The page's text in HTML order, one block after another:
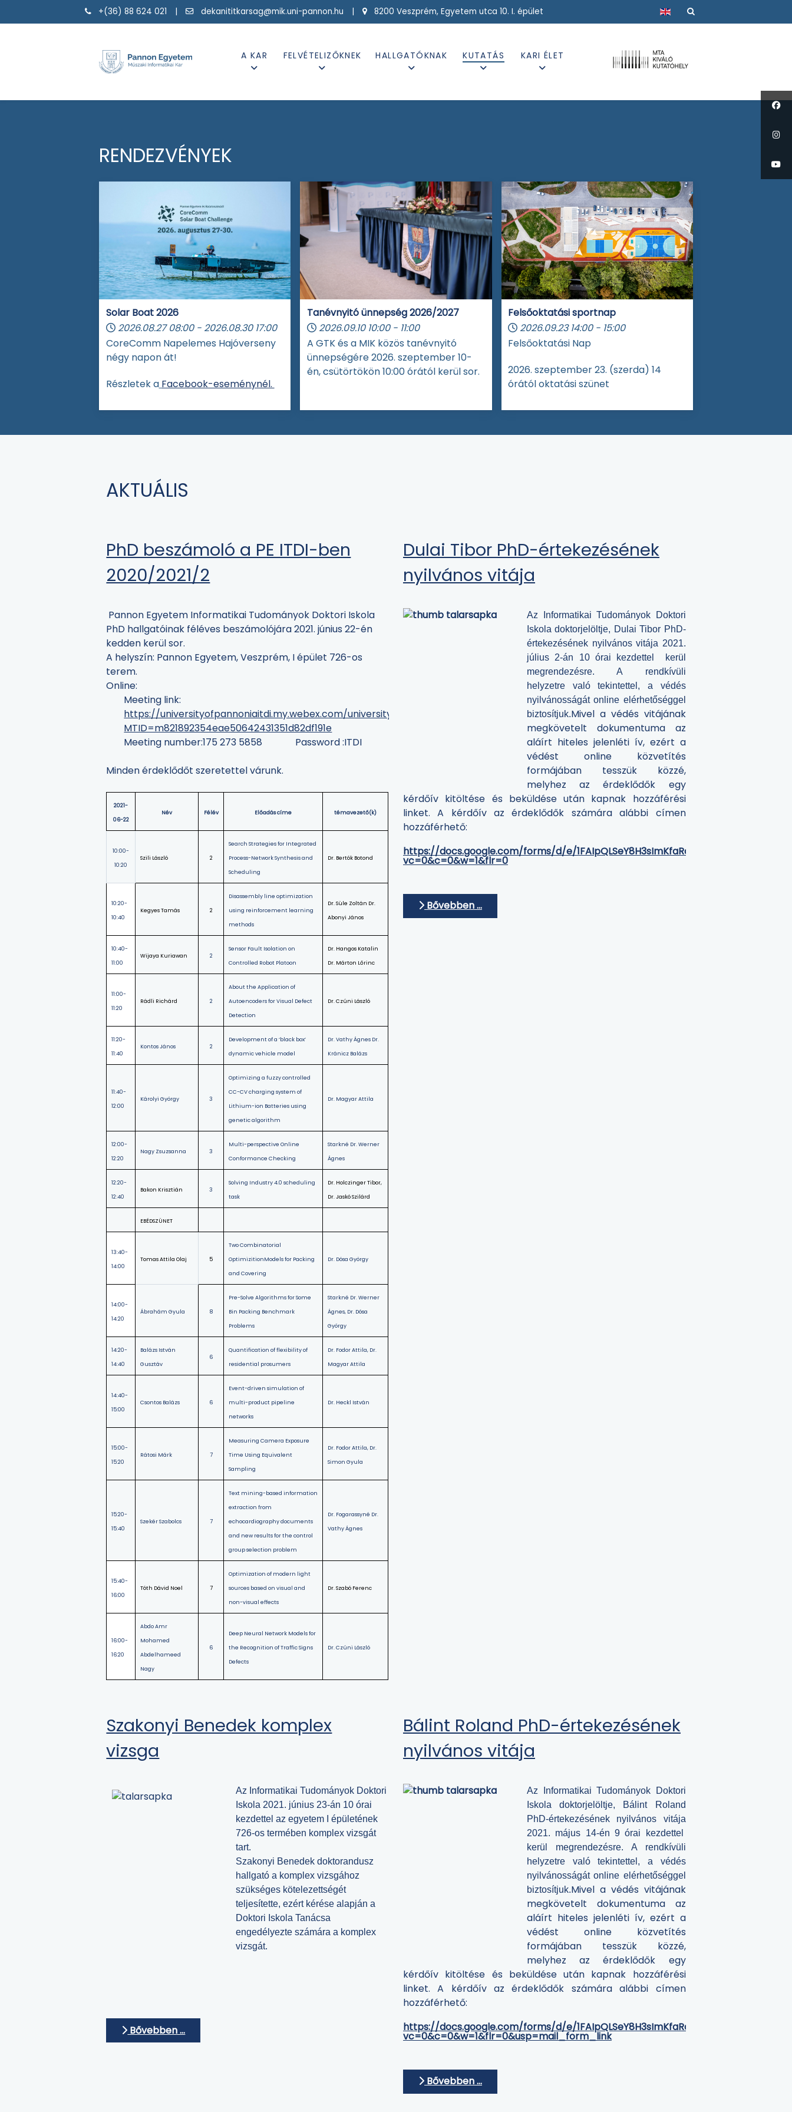
+(36) 88 624 021 | dekanititkarsag@mik.uni-pannon.hu | 8200 Veszprém, Egyetem utca 10. I. épület Válasszon nyelvet
A KAR FELVÉTELIZŐKNEK HALLGATÓKNAK KUTATÁS KARI ÉLET
RENDEZVÉNYEK
Solar Boat 2026
2026.08.27 08:00 - 2026.08.30 17:00
CoreComm Napelemes Hajóverseny
négy napon át!
Részletek a Facebook-eseménynél.
Tanévnyitó ünnepség 2026/2027
2026.09.10 10:00 - 11:00
A GTK és a MIK közös tanévnyitó
ünnepségére 2026. szeptember 10-
én, csütörtökön 10:00 órától kerül sor.
Felsőoktatási sportnap
2026.09.23 14:00 - 15:00
Felsőoktatási Nap
2026. szeptember 23. (szerda) 14
órától oktatási szünet
AKTUÁLIS
PhD beszámoló a PE ITDI-ben
2020/2021/2
Pannon Egyetem Informatikai Tudományok Doktori Iskola
PhD hallgatóinak féléves beszámolójára 2021. június 22-én
kedden kerül sor.
A helyszín: Pannon Egyetem, Veszprém, I épület 726-os
terem.
Online:
Meeting link:
https://universityofpannoniaitdi.my.webex.com/universityofpannoniaitdi.my/j.php?
MTID=m821892354eae50642431351d82df191e
Meeting number:175 273 5858 Password :ITDI
Minden érdeklődőt szeretettel várunk.
2021-
06-22
Név Félév Előadás címe témavezető(k)
10:00-
10:20
Szili László 2
Search Strategies for Integrated
Process-Network Synthesis and
Scheduling
Dr. Bertók Botond
10:20-
10:40
Kegyes Tamás 2
Disassembly line optimization
using reinforcement learning
methods
Dr. Süle Zoltán Dr.
Abonyi János
10:40-
11:00
Wijaya Kuriawan 2
Sensor Fault Isolation on
Controlled Robot Platoon
Dr. Hangos Katalin
Dr. Márton Lőrinc
11:00-
11:20
Rádli Richárd 2
About the Application of
Autoencoders for Visual Defect
Detection
Dr. Czúni László
11:20-
11:40
Kontos János 2
Development of a ‘black box’
dynamic vehicle model
Dr. Vathy Ágnes Dr.
Kránicz Balázs
11:40-
12:00
Károlyi György 3
Optimizing a fuzzy controlled
CC-CV charging system of
Lithium-ion Batteries using
genetic algorithm
Dr. Magyar Attila
12:00-
12:20
Nagy Zsuzsanna 3
Multi-perspective Online
Conformance Checking
Starkné Dr. Werner
Ágnes
12:20-
12:40
Bakon Krisztián 3
Solving Industry 4.0 scheduling
task
Dr. Holczinger Tibor,
Dr. Jaskó Szilárd
EBÉDSZÜNET
13:40-
14:00
Tomas Attila Olaj 5
Two Combinatorial
OptimizitionModels for Packing
and Covering
Dr. Dósa György
14:00-
14:20
Ábrahám Gyula 8
Pre-Solve Algorithms for Some
Bin Packing Benchmark
Problems
Starkné Dr. Werner
Ágnes, Dr. Dósa
György
14:20-
14:40
Balázs István
Gusztáv
6
Quantification of flexibility of
residential prosumers
Dr. Fodor Attila, Dr.
Magyar Attila
14:40-
15:00
Csontos Balázs 6
Event-driven simulation of
multi-product pipeline
networks
Dr. Heckl István
15:00-
15:20
Rátosi Márk 7
Measuring Camera Exposure
Time Using Equivalent
Sampling
Dr. Fodor Attila, Dr.
Simon Gyula
15:20-
15:40
Szekér Szabolcs 7
Text mining-based information
extraction from
echocardiography documents
and new results for the control
group selection problem
Dr. Fogarassyné Dr.
Vathy Ágnes
15:40-
16:00
Tóth Dávid Noel 7
Optimization of modern light
sources based on visual and
non-visual effects
Dr. Szabó Ferenc
16:00-
16:20
Abdo Amr
Mohamed
Abdelhameed
Nagy
6
Deep Neural Network Models for
the Recognition of Traffic Signs
Defects
Dr. Czúni László
Dulai Tibor PhD-értekezésének
nyilvános vitája
Az Informatikai Tudományok Doktori
Iskola doktorjelöltje, Dulai Tibor PhD-
értekezésének nyilvános vitája 2021.
július 2-án 10 órai kezdettel kerül
megrendezésre.A rendkívüli
helyzetre való tekintettel, a védés
nyilvánosságát online elérhetőséggel
biztosítjuk.Mivel a védés vitájának
megkövetelt dokumentuma az
aláírt hiteles jelenléti ív, ezért a
védést online közvetítés
formájában tesszük közzé,
melyhez az érdeklődők egy
kérdőív kitöltése és beküldése után kapnak hozzáférési
linket. A kérdőív az érdeklődők számára alábbi címen
hozzáférhető:
https://docs.google.com/forms/d/e/
vc=0&c=0&w=1&flr=0
Bővebben …
Szakonyi Benedek komplex
vizsga
Az Informatikai Tudományok Doktori
Iskola 2021. június 23-án 10 órai
kezdettel az egyetem I épületének
726-os termében komplex vizsgát
tart.
Szakonyi Benedek doktorandusz
hallgató a komplex vizsgához
szükséges kötelezettségét
teljesítette, ezért kérése alapján a
Doktori Iskola Tanácsa
engedélyezte számára a komplex
vizsgát.
Bővebben …
Bálint Roland PhD-értekezésének
nyilvános vitája
Az Informatikai Tudományok Doktori
Iskola doktorjelöltje, Bálint Roland
PhD-értekezésének nyilvános vitája
2021. május 14-én 9 órai kezdettel
kerül megrendezésre. A rendkívüli
helyzetre való tekintettel, a védés
nyilvánosságát online elérhetőséggel
biztosítjuk.Mivel a védés vitájának
megkövetelt dokumentuma az
aláírt hiteles jelenléti ív, ezért a
védést online közvetítés
formájában tesszük közzé,
melyhez az érdeklődők egy
kérdőív kitöltése és beküldése után kapnak hozzáférési
linket. A kérdőív az érdeklődők számára alábbi címen
hozzáférhető:
https://docs.google.com/forms/d/e/
vc=0&c=0&w=1&flr=0&usp=mail_form_link
Bővebben …